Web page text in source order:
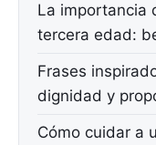
La importancia
tercera edad:
Frases
dignidad y
Cómo cuidar a